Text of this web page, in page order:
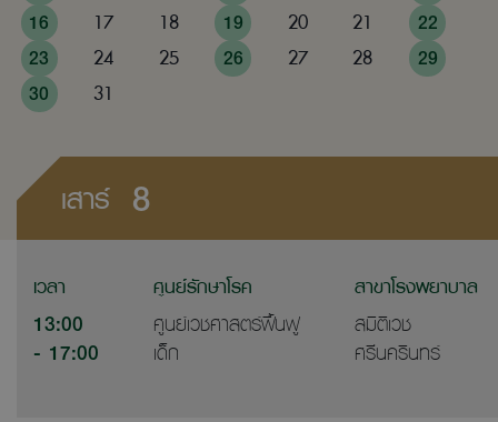
16
17 18 19 20 21
22
23
24 25 26 27 28
29
30
31
เสาร์ 8
เวลา ศูนย์รักษาโรค สาขาโรงพยาบาล
13:00
- 17:00
ศูนย์เวชศาสตร์ฟื้นฟู
เด็ก
สมิติเวช
ศรีนครินทร์